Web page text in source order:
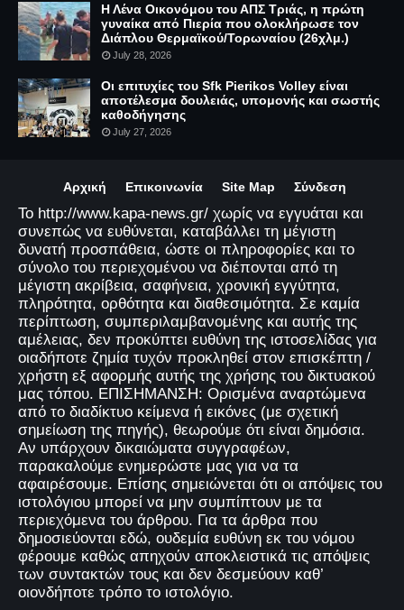
Η Λένα Οικονόμου του ΑΠΣ Τριάς, η πρώτη
γυναίκα από Πιερία που ολοκλήρωσε τον
Διάπλου Θερμαϊκού/Τορωναίου (26χλμ.)
July 28, 2026
Οι επιτυχίες του Sfk Pierikos Volley είναι
αποτέλεσμα δουλειάς, υπομονής και σωστής
καθοδήγησης
July 27, 2026
Αρχική Επικοινωνία Site Map Σύνδεση
Το http://www.kapa-news.gr/ χωρίς να εγγυάται και
συνεπώς να ευθύνεται, καταβάλλει τη μέγιστη
δυνατή προσπάθεια, ώστε οι πληροφορίες και το
σύνολο του περιεχομένου να διέπονται από τη
μέγιστη ακρίβεια, σαφήνεια, χρονική εγγύτητα,
πληρότητα, ορθότητα και διαθεσιμότητα. Σε καμία
περίπτωση, συμπεριλαμβανομένης και αυτής της
αμέλειας, δεν προκύπτει ευθύνη της ιστοσελίδας για
οιαδήποτε ζημία τυχόν προκληθεί στον επισκέπτη /
χρήστη εξ αφορμής αυτής της χρήσης του δικτυακού
μας τόπου. ΕΠΙΣΗΜΑΝΣΗ: Ορισμένα αναρτώμενα
από το διαδίκτυο κείμενα ή εικόνες (με σχετική
σημείωση της πηγής), θεωρούμε ότι είναι δημόσια.
Αν υπάρχουν δικαιώματα συγγραφέων,
παρακαλούμε ενημερώστε μας για να τα
αφαιρέσουμε. Επίσης σημειώνεται ότι οι απόψεις του
ιστολόγιου μπορεί να μην συμπίπτουν με τα
περιεχόμενα του άρθρου. Για τα άρθρα που
δημοσιεύονται εδώ, ουδεμία ευθύνη εκ του νόμου
φέρουμε καθώς απηχούν αποκλειστικά τις απόψεις
των συντακτών τους και δεν δεσμεύουν καθ’
οιονδήποτε τρόπο το ιστολόγιο.